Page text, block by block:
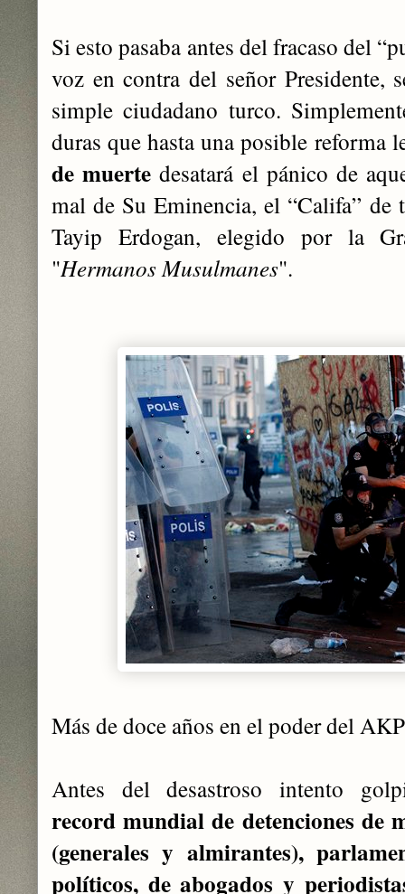
Si esto pasaba antes del fracaso del
voz en contra del señor Presidente,
simple ciudadano turco.
duras que hasta una posible reforma
de muerte desatará el pánico de
mal de Su Eminencia, el “Califa” de
Tayip Erdogan, elegido por la
"Hermanos Musulmanes".
Más de doce años en el poder del
Antes del desastroso intento
record mundial de detenciones de
(generales y almirantes),
políticos, de abogados y